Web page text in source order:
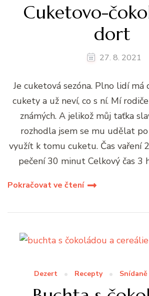
Cuketovo-
dort
27. 8. 2021
Je cuketová sezóna. Plno lidí
cukety a už neví, co s ní. Mí
známých. A jelikož můj taťka
rozhodla jsem se mu udělat
využít k tomu cuketu. Čas vaření
pečení 30 minut Celkový čas 3
Pokračovat ve čtení
Dezert Recepty Snídaně